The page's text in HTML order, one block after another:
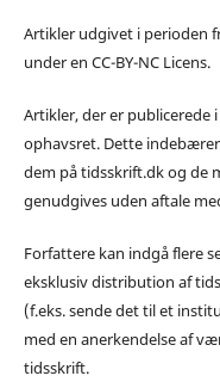
Artikler udgivet i perioden
under en CC-BY-NC Licens.
Artikler, der er publicerede
ophavsret. Dette
dem på tidsskrift.dk og de
genudgives uden aftale
Forfattere kan indgå flere
eksklusiv distribution af
(f.eks. sende det til et
med en anerkendelse af
tidsskrift.